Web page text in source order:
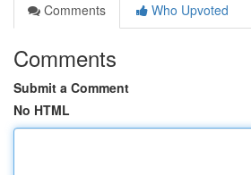
Comments
Who Upvoted
Comments
Submit a Comment
No HTML